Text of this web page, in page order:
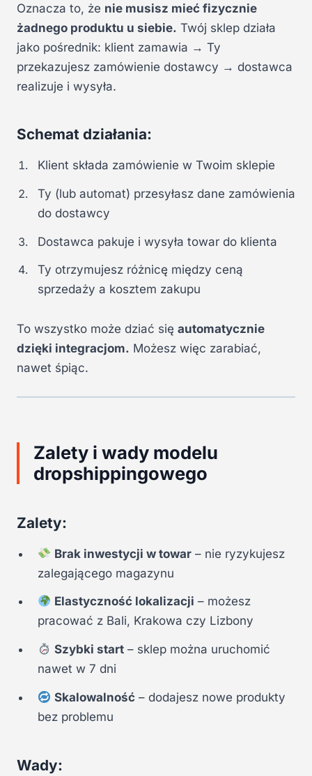
Oznacza to, że nie musisz mieć fizycznie
żadnego produktu u siebie. Twój sklep działa
jako pośrednik: klient zamawia → Ty
przekazujesz zamówienie dostawcy → dostawca
realizuje i wysyła.
Schemat działania:
Klient składa zamówienie w Twoim sklepie
Ty (lub automat) przesyłasz dane zamówienia
do dostawcy
Dostawca pakuje i wysyła towar do klienta
Ty otrzymujesz różnicę między ceną
sprzedaży a kosztem zakupu
To wszystko może dziać się automatycznie
dzięki integracjom. Możesz więc zarabiać,
nawet śpiąc.
Zalety i wady modelu
dropshippingowego
Zalety:
Brak inwestycji w towar – nie ryzykujesz
zalegającego magazynu
Elastyczność lokalizacji – możesz
pracować z Bali, Krakowa czy Lizbony
Szybki start – sklep można uruchomić
nawet w 7 dni
Skalowalność – dodajesz nowe produkty
bez problemu
Wady: